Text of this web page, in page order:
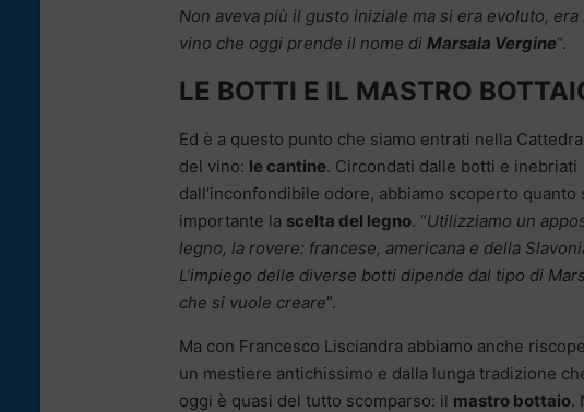
Non aveva più il gusto iniziale ma si era evoluto, era
vino che oggi prende il nome di Marsala Vergine“.
LE BOTTI E IL MASTRO
Ed è a questo punto che siamo entrati nella
del vino: le cantine. Circondati dalle botti e inebriati
dall’inconfondibile odore, abbiamo scoperto quanto
importante la scelta del legno. “Utilizziamo un
legno, la rovere: francese, americana e della
L’impiego delle diverse botti dipende dal tipo di
che si vuole creare”.
Ma con Francesco Lisciandra abbiamo anche
un mestiere antichissimo e dalla lunga tradizione
oggi è quasi del tutto scomparso: il mastro bottaio.